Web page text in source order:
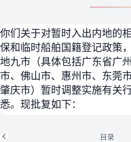
你们关于对暂时入出内地的
保和临时船舶国籍登记政策
地九市（具体包括广东省广
市、佛山市、惠州市、东莞
肇庆市）暂时调整实施有关
悉。现批复如下：
目录